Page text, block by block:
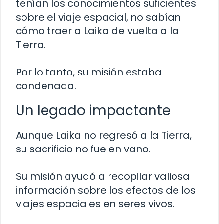
tenían los conocimientos suficientes
sobre el viaje espacial, no sabían
cómo traer a Laika de vuelta a la
Tierra.
Por lo tanto, su misión estaba
condenada.
Un legado impactante
Aunque Laika no regresó a la Tierra,
su sacrificio no fue en vano.
Su misión ayudó a recopilar valiosa
información sobre los efectos de los
viajes espaciales en seres vivos.